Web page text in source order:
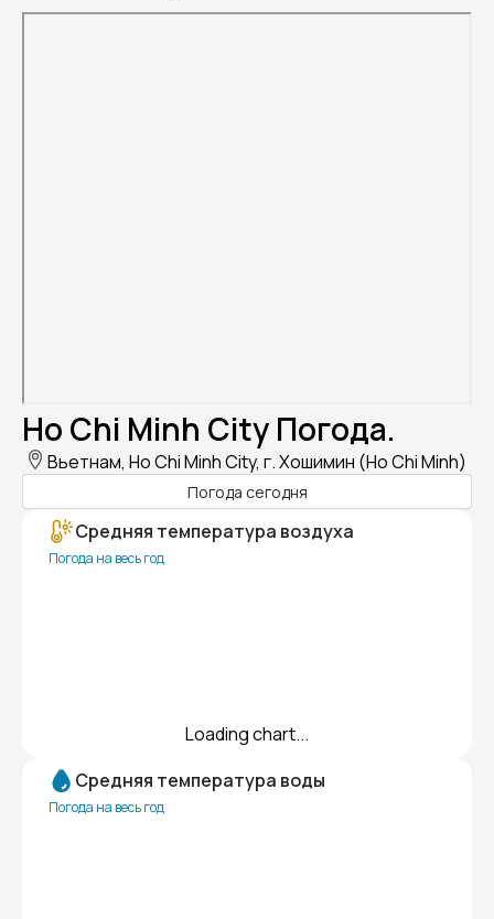
Ho Chi Minh City Погода.
Вьетнам, Ho Chi Minh City, г. Хошимин (Ho Chi Minh)
Погода сегодня
Средняя температура воздуха
Погода на весь год
Loading chart...
Средняя температура воды
Погода на весь год